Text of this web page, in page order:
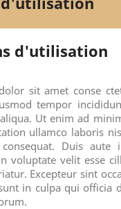
d'utilisation
sit amet conse
tempor
Ut enim ad
ullamco laboris
Duis
voluptate velit esse
Excepteur sint
in culpa qui officia